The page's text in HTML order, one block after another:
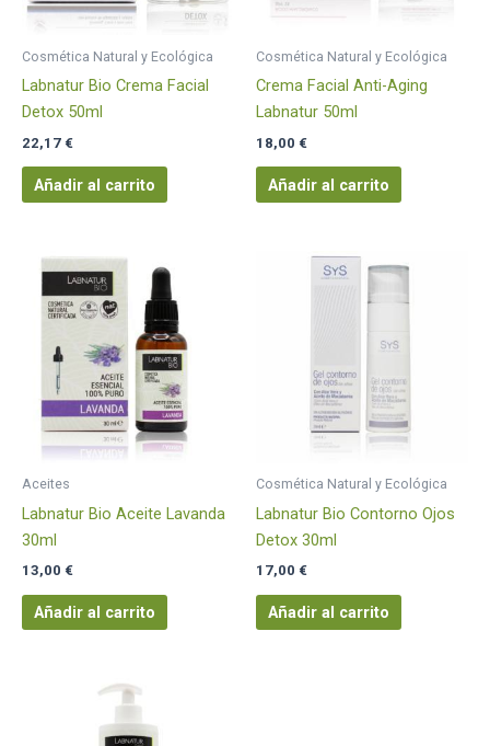
Cosmética Natural y Ecológica
Labnatur Bio Crema Facial
Detox 50ml
22,17 €
Añadir al carrito
Cosmética Natural y Ecológica
Crema Facial Anti-Aging
Labnatur 50ml
18,00 €
Añadir al carrito
Aceites
Labnatur Bio Aceite Lavanda
30ml
13,00 €
Añadir al carrito
Cosmética Natural y Ecológica
Labnatur Bio Contorno Ojos
Detox 30ml
17,00 €
Añadir al carrito